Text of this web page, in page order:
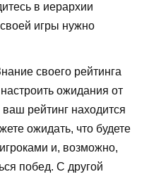
в иерархии
игры нужно
своего рейтинга
ожидания от
рейтинг находится
ожидать, что будете
и, возможно,
побед. С другой